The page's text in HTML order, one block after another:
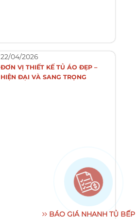
22/04/2026
ĐƠN VỊ THIẾT KẾ TỦ ÁO ĐẸP –
HIỆN ĐẠI VÀ SANG TRỌNG
BÁO GIÁ NHANH TỦ BẾP